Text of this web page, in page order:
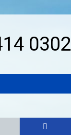
0302